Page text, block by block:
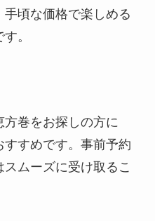
頃な価格で楽しめる
。
巻をお探しの方に
すめです。事前予約
ムーズに受け取るこ